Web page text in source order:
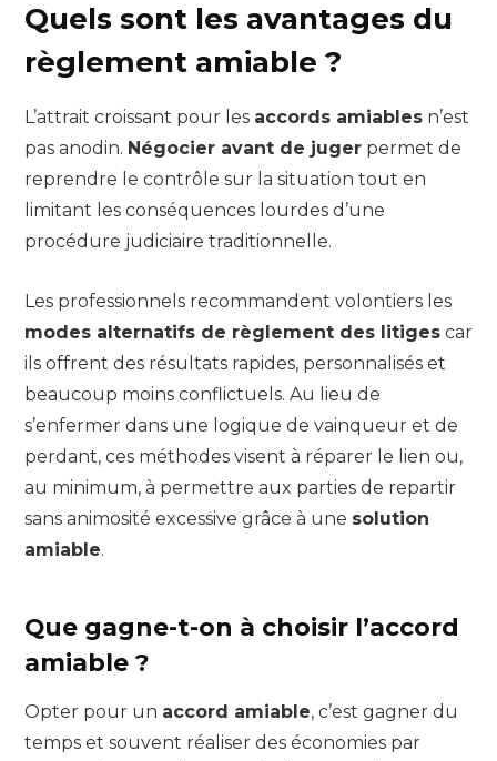
Quels sont les avantages du
règlement amiable ?
L’attrait croissant pour les accords amiables n’est
pas anodin. Négocier avant de juger permet de
reprendre le contrôle sur la situation tout en
limitant les conséquences lourdes d’une
procédure judiciaire traditionnelle.
Les professionnels recommandent volontiers les
modes alternatifs de règlement des litiges car
ils offrent des résultats rapides, personnalisés et
beaucoup moins conflictuels. Au lieu de
s’enfermer dans une logique de vainqueur et de
perdant, ces méthodes visent à réparer le lien ou,
au minimum, à permettre aux parties de repartir
sans animosité excessive grâce à une solution
amiable.
Que gagne-t-on à choisir l’accord
amiable ?
Opter pour un accord amiable, c’est gagner du
temps et souvent réaliser des économies par